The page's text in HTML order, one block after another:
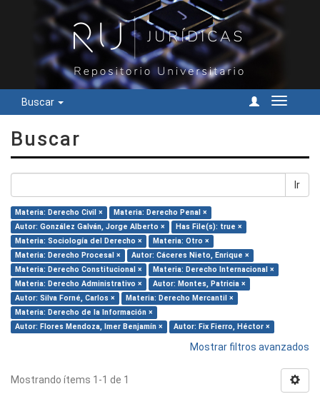
Buscar
Cambiar
Buscar
Ir
Materia: Derecho Civil ×
Materia: Derecho Penal ×
Autor: González Galván, Jorge Alberto ×
Has File(s): true ×
Materia: Sociología del Derecho ×
Materia: Otro ×
Materia: Derecho Procesal ×
Autor: Cáceres Nieto, Enrique ×
Materia: Derecho Constitucional ×
Materia: Derecho Internacional ×
Materia: Derecho Administrativo ×
Autor: Montes, Patricia ×
Autor: Silva Forné, Carlos ×
Materia: Derecho Mercantil ×
Materia: Derecho de la Información ×
Autor: Flores Mendoza, Imer Benjamín ×
Autor: Fix Fierro, Héctor ×
Mostrar filtros avanzados
Mostrando ítems 1-1 de 1